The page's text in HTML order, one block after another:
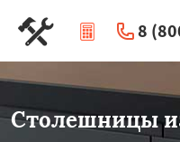
8
|
Столешницы